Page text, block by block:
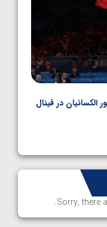
الکسانیان در فینال
Sorry, there